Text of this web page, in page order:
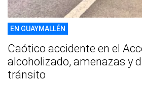
EN GUAYMALLÉN
Caótico accidente en el
alcoholizado, amenazas y
tránsito